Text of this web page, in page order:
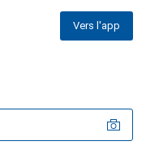
Vers l'app